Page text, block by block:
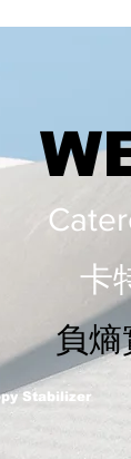
卡
負熵
Stabilizer